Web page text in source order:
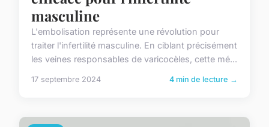
masculine
L'embolisation représente une révolution pour
traiter l'infertilité masculine. En ciblant précisément
les veines responsables de varicocèles, cette mé...
17 septembre 2024 4 min de lecture →